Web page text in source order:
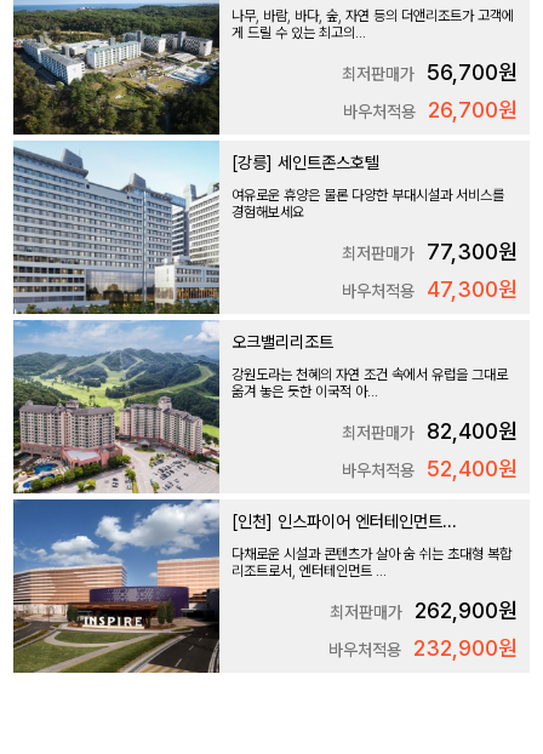
나무, 바람, 바다, 숲, 자연 등의 더앤리조트가 고객에
게 드릴 수 있는 최고의...
최저판매가 56,700원
바우처적용 26,700원
[강릉] 세인트존스호텔
여유로운 휴양은 물론 다양한 부대시설과 서비스를
경험해보세요
최저판매가 77,300원
바우처적용 47,300원
오크밸리리조트
강원도라는 천혜의 자연 조건 속에서 유럽을 그대로
옮겨 놓은 듯한 이국적 아...
최저판매가 82,400원
바우처적용 52,400원
[인천] 인스파이어 엔터테인먼트...
다채로운 시설과 콘텐츠가 살아 숨 쉬는 초대형 복합
리조트로서, 엔터테인먼트 ...
최저판매가 262,900원
바우처적용 232,900원